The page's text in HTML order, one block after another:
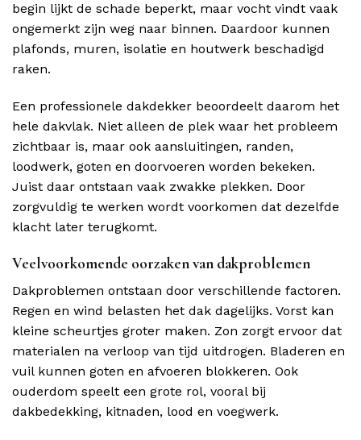
begin lijkt de schade beperkt, maar vocht vindt vaak
ongemerkt zijn weg naar binnen. Daardoor kunnen
plafonds, muren, isolatie en houtwerk beschadigd
raken.
Een professionele dakdekker beoordeelt daarom het
hele dakvlak. Niet alleen de plek waar het probleem
zichtbaar is, maar ook aansluitingen, randen,
loodwerk, goten en doorvoeren worden bekeken.
Juist daar ontstaan vaak zwakke plekken. Door
zorgvuldig te werken wordt voorkomen dat dezelfde
klacht later terugkomt.
Veelvoorkomende oorzaken van dakproblemen
Dakproblemen ontstaan door verschillende factoren.
Regen en wind belasten het dak dagelijks. Vorst kan
kleine scheurtjes groter maken. Zon zorgt ervoor dat
materialen na verloop van tijd uitdrogen. Bladeren en
vuil kunnen goten en afvoeren blokkeren. Ook
ouderdom speelt een grote rol, vooral bij
dakbedekking, kitnaden, lood en voegwerk.